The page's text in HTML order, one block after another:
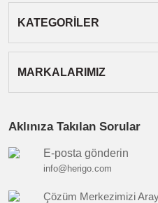
KATEGORİLER
MARKALARIMIZ
Aklınıza Takılan Sorular
E-posta gönderin
info@herigo.com
Çözüm Merkezimizi